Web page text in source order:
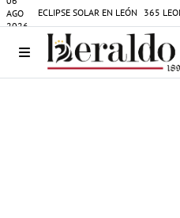
AGO
2026
ECLIPSE SOLAR EN LEÓN 365